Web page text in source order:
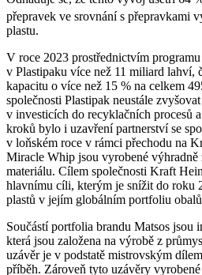
přepravek ve srovnání s přepravkami
plastu.
V roce 2023 prostřednictvím
v Plastipaku více než 11 miliard lahví,
kapacitu o více než 15 % na celkem
společnosti Plastipak neustále
v investicích do recyklačních procesů
kroků bylo i uzavření partnerství se
v loňském roce v rámci přechodu na
Miracle Whip jsou vyrobené
materiálu. Cílem společnosti Kraft
hlavnímu cíli, kterým je snížit do roku
plastů v jejím globálním portfoliu
Součástí portfolia brandu Matsos jsou
která jsou založena na výrobě z
uzávěr je v podstatě mistrovským
příběh. Zároveň tyto uzávěry